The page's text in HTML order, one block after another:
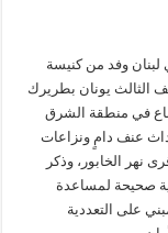
الآشورية بتاريخ 27/ 02/2015 في لبنان وفد من كنيسة
الثالث يونان بطريرك
في منطقة الشرق
عنف دامٍ ونزاعات
نهر الخابور، وذكر
صحيحة لمساعدة
على التعددية